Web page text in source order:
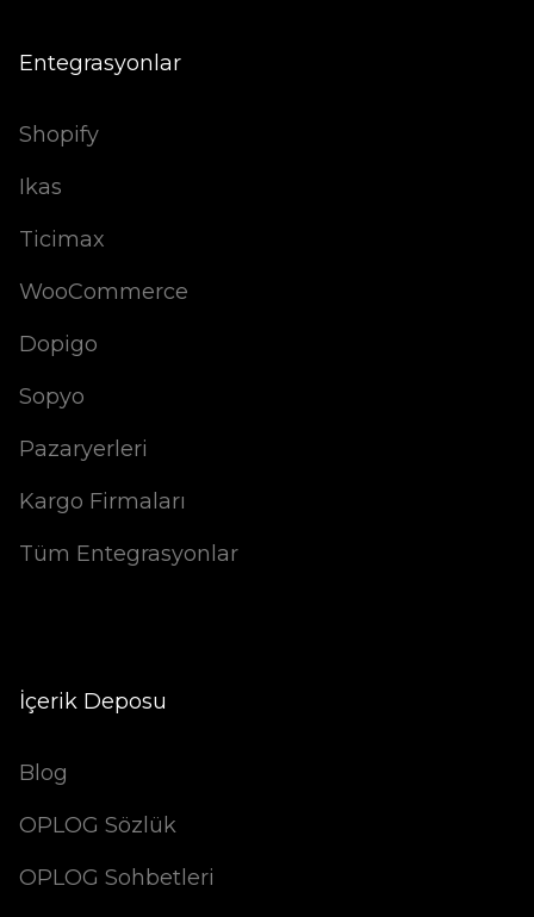
Entegrasyonlar
Shopify
Ikas
Ticimax
WooCommerce
Dopigo
Sopyo
Pazaryerleri
Kargo Firmaları
Tüm Entegrasyonlar
İçerik Deposu
Blog
OPLOG Sözlük
OPLOG Sohbetleri